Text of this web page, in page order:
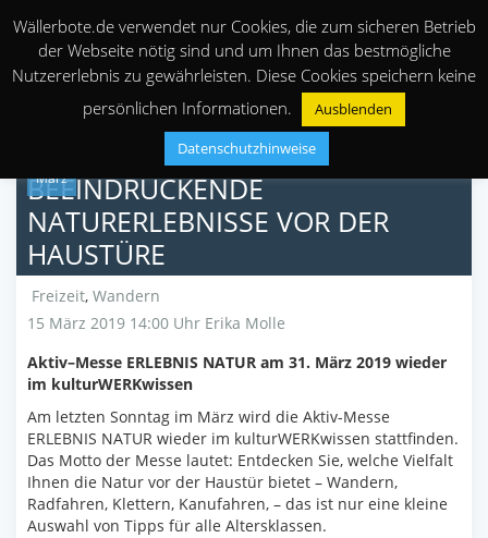
März
BEEINDRUCKENDE
NATURERLEBNISSE VOR DER
HAUSTÜRE
Freizeit, Wandern
15 März 2019 14:00 Uhr Erika Molle
Aktiv–Messe ERLEBNIS NATUR am 31. März 2019 wieder
im kulturWERKwissen
Am letzten Sonntag im März wird die Aktiv-Messe
ERLEBNIS NATUR wieder im kulturWERKwissen stattfinden.
Das Motto der Messe lautet: Entdecken Sie, welche Vielfalt
Ihnen die Natur vor der Haustür bietet – Wandern,
Radfahren, Klettern, Kanufahren, – das ist nur eine kleine
Auswahl von Tipps für alle Altersklassen.
Wällerbote.de verwendet nur Cookies, die zum sicheren Betrieb
der Webseite nötig sind und um Ihnen das bestmögliche
Nutzererlebnis zu gewährleisten. Diese Cookies speichern keine
persönlichen Informationen.
Ausblenden
Datenschutzhinweise